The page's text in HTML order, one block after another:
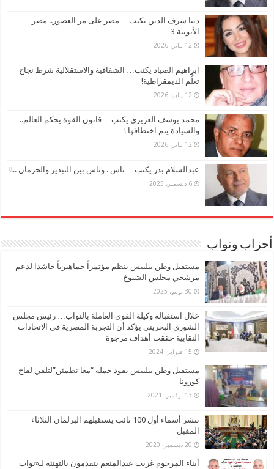
دينا شرف الدين تكتب… مصر على مر العصور.. مصر
الأيوبية 3
12 يناير، 2026
ابراهيم الصياد يكتب… الشفافية والاستقلالية شرط نجاح
تعلُّم الديمقراطية!
12 يناير، 2026
محمد يوسف العزيزي يكتب… قانون القوة يحكم العالم..
والسيادة يتم اختطافها !
12 يناير، 2026
عبدالسلام بدر يكتب… ناس . وناس بين التبذير والحرمان ..!!
6 ديسمبر، 2025
أحزاب ونواب
مستقبل وطن ببلبيس ينظم مؤتمراً جماهيرياً حاشدا لدعم
مرشحي مجلس الشيوخ
30 يوليو، 2025
خلال استقباله وكيلة القوي العاملة بالنواب… رئيس مجلس
الشورى البحريني يؤكد أن التجربة المصرية في الاتحادات
النقابية حققت أهداف مرجوة
15 فبراير، 2024
مستقبل وطن ببلبيس يقود حملة “معا نطمئن”لتلقي لقاح
كورونا
13 نوفمبر، 2021
ننشر أسماء أول 100 نائب يستقبلهم البرلمان الثلاثاء
المقبل
20 ديسمبر، 2020
أبناء المرحوم غريب عبدالمنعم يتقدمون بالتهنئة لـ«نواب